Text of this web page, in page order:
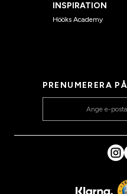
INSPIRATION
Hööks Academy
PRENUMERERA